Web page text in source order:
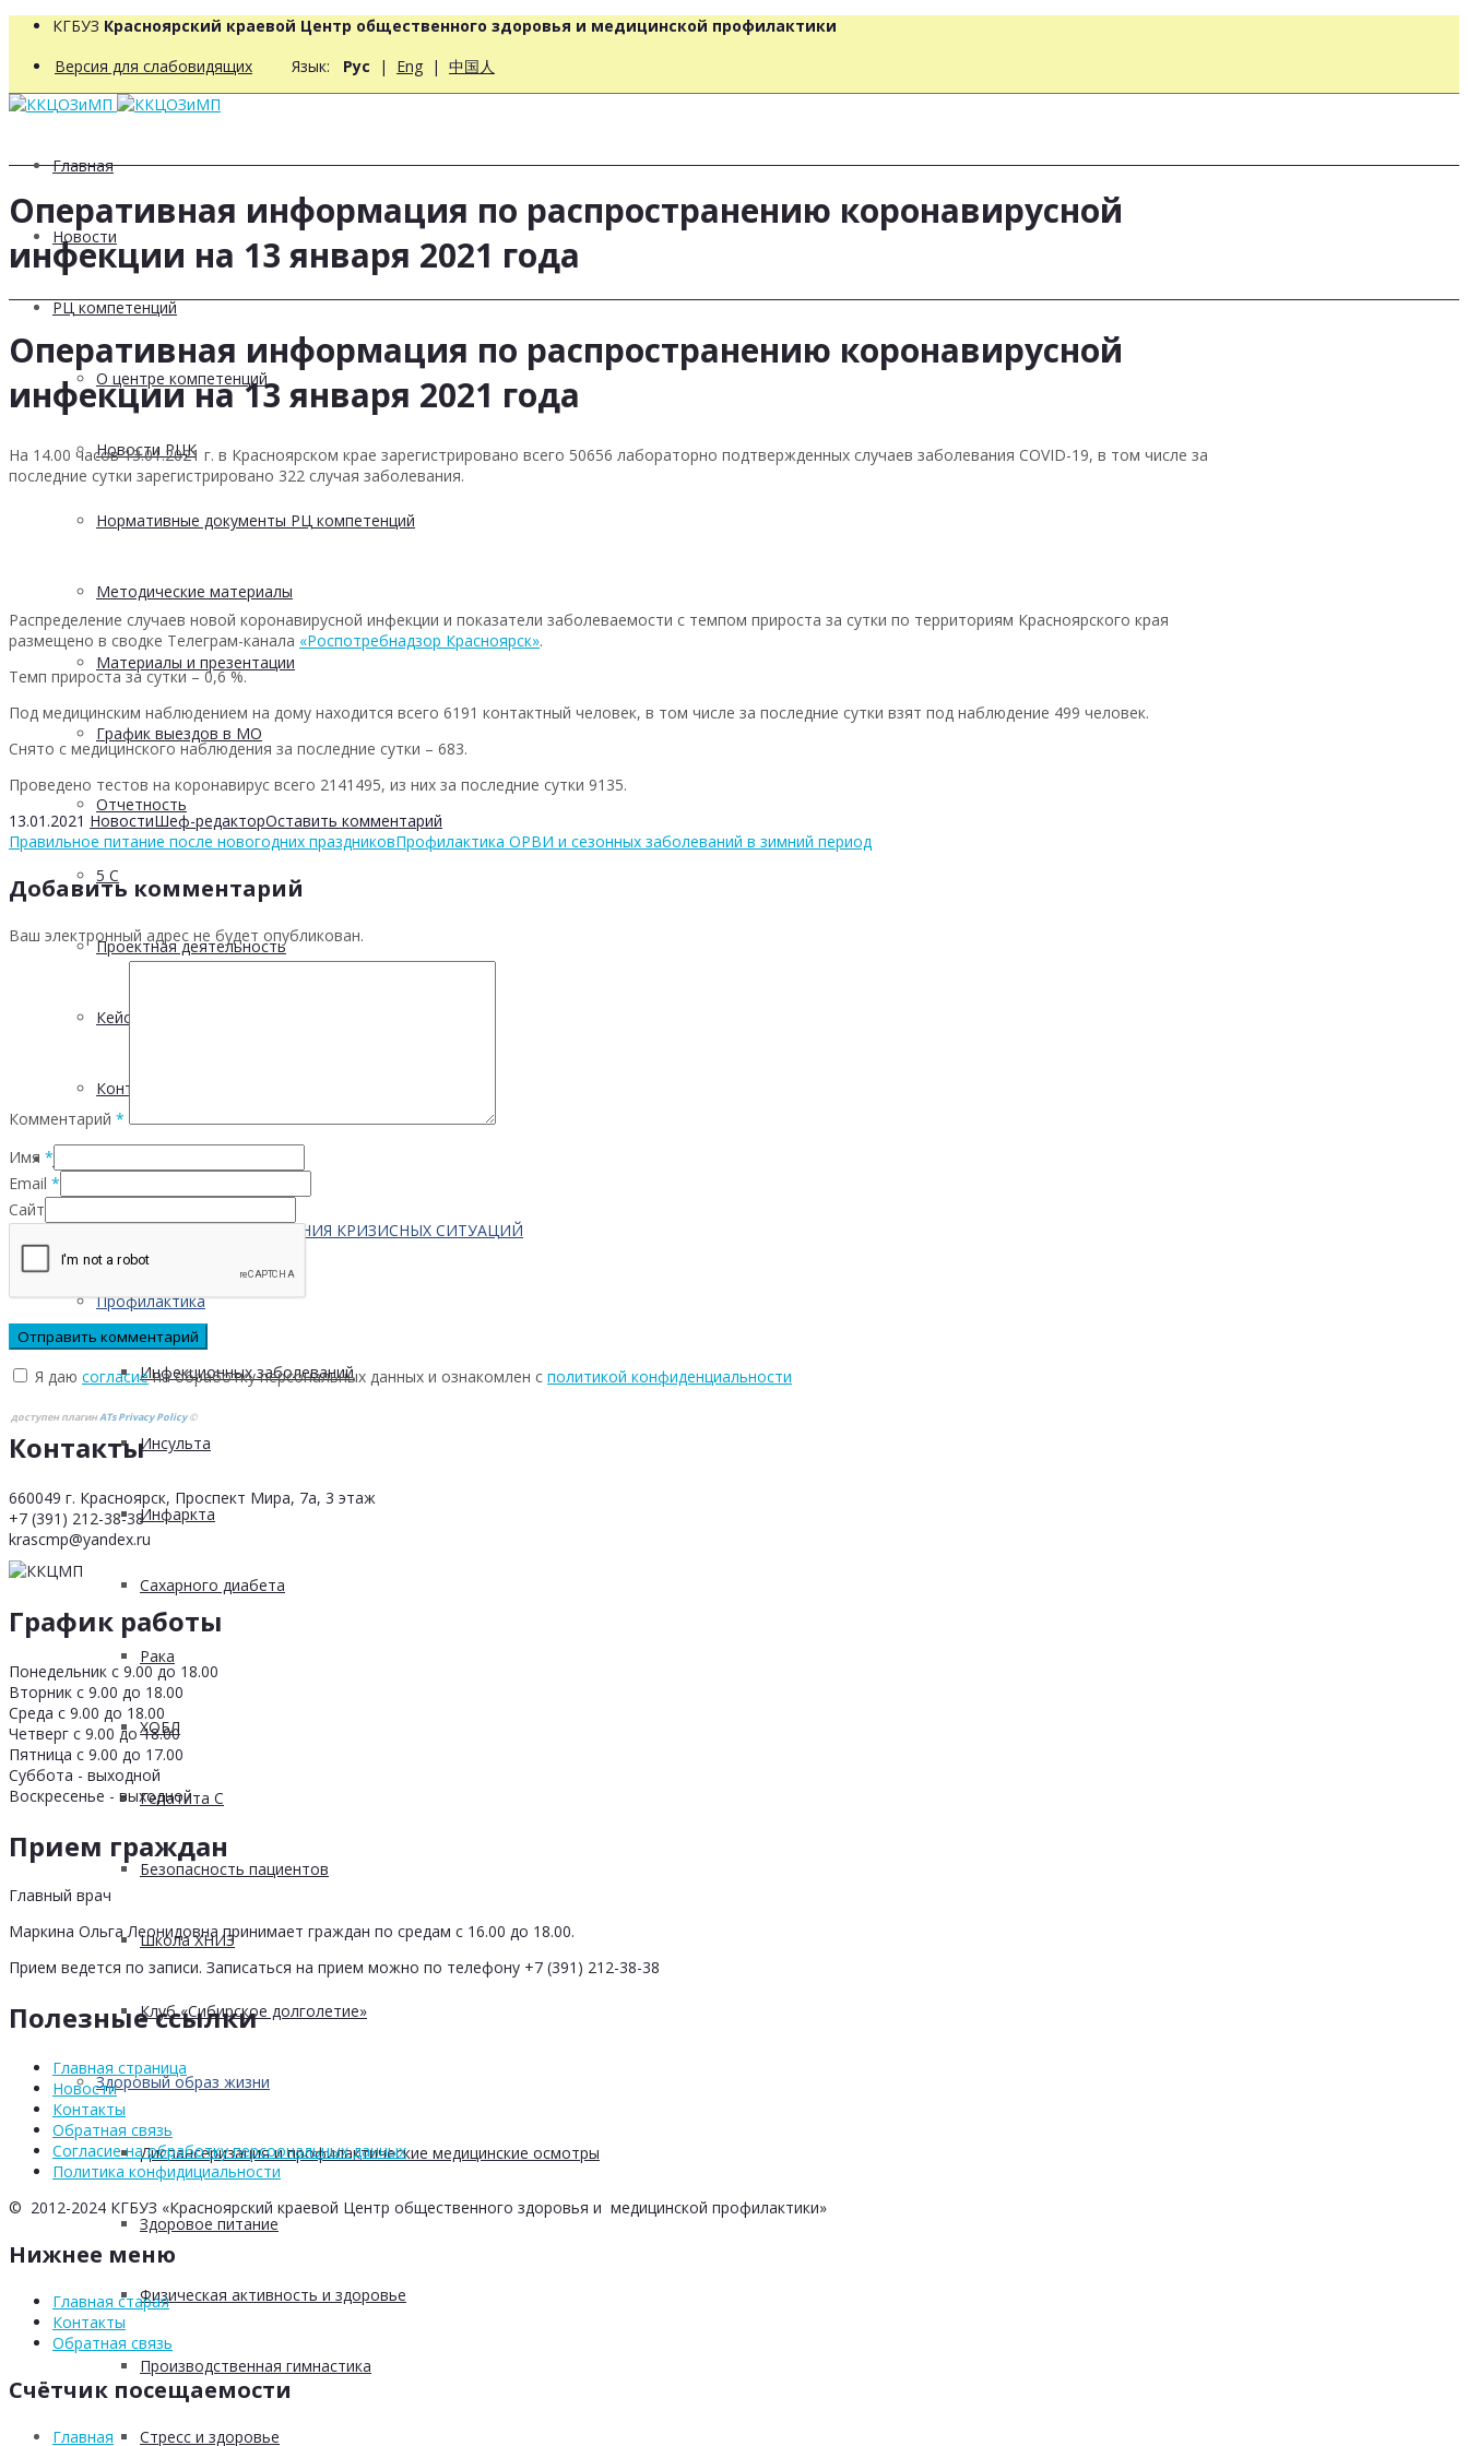
КГБУЗ Красноярский краевой Центр общественного здоровья и медицинской профилактики
Версия для слабовидящих Язык: Рус | Eng | 中国人
Главная
Новости
РЦ компетенций
О центре компетенций
Новости РЦК
Нормативные документы РЦ компетенций
Методические материалы
Материалы и презентации
График выездов в МО
Отчетность
5 С
Проектная деятельность
Кейсы
Контактная информация
ПО ВОПРОСАМ ПРЕОДОЛЕНИЯ КРИЗИСНЫХ СИТУАЦИЙ
Профилактика
Инфекционных заболеваний
Инсульта
Инфаркта
Сахарного диабета
Рака
ХОБЛ
Гепатита С
Безопасность пациентов
Школа ХНИЗ
Клуб «Сибирское долголетие»
Здоровый образ жизни
Диспансеризация и профилактические медицинские осмотры
Здоровое питание
Физическая активность и здоровье
Производственная гимнастика
Стресс и здоровье
Оперативная информация по распространению коронавирусной
инфекции на 13 января 2021 года
Оперативная информация по распространению коронавирусной
инфекции на 13 января 2021 года
На 14.00 часов 13.01.2021 г. в Красноярском крае зарегистрировано всего 50656 лабораторно подтвержденных случаев заболевания COVID-19, в том числе за
последние сутки зарегистрировано 322 случая заболевания.
Распределение случаев новой коронавирусной инфекции и показатели заболеваемости с темпом прироста за сутки по территориям Красноярского края
размещено в сводке Телеграм-канала «Роспотребнадзор Красноярск».
Темп прироста за сутки – 0,6 %.
Под медицинским наблюдением на дому находится всего 6191 контактный человек, в том числе за последние сутки взят под наблюдение 499 человек.
Снято с медицинского наблюдения за последние сутки – 683.
Проведено тестов на коронавирус всего 2141495, из них за последние сутки 9135.
13.01.2021 НовостиШеф-редакторОставить комментарий
Правильное питание после новогодних праздниковПрофилактика ОРВИ и сезонных заболеваний в зимний период
Добавить комментарий
Ваш электронный адрес не будет опубликован.
Комментарий *
Имя *
Email *
Сайт
Я даю согласиена обработку персональных данных и ознакомлен с политикой конфиденциальности
доступен плагинATs Privacy Policy©
Контакты
660049 г. Красноярск, Проспект Мира, 7а, 3 этаж
+7 (391) 212-38-38
krascmp@yandex.ru
График работы
Понедельник с 9.00 до 18.00
Вторник с 9.00 до 18.00
Среда с 9.00 до 18.00
Четверг с 9.00 до 18.00
Пятница с 9.00 до 17.00
Суббота - выходной
Воскресенье - выходной
Прием граждан
Главный врач
Маркина Ольга Леонидовна принимает граждан по средам с 16.00 до 18.00.
Прием ведется по записи. Записаться на прием можно по телефону +7 (391) 212-38-38
Полезные ссылки
Главная страница
Новости
Контакты
Обратная связь
Согласие на обработку персоональных данных
Политика конфидициальности
© 2012-2024 КГБУЗ «Красноярский краевой Центр общественного здоровья и медицинской профилактики»
Нижнее меню
Главная старая
Контакты
Обратная связь
Счётчик посещаемости
Главная